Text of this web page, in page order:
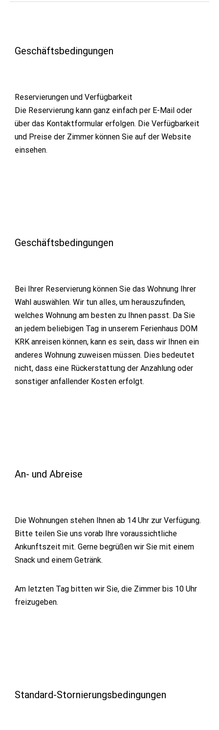
Geschäftsbedingungen
Reservierungen und Verfügbarkeit
Die Reservierung kann ganz einfach per E-Mail oder
über das Kontaktformular erfolgen. Die Verfügbarkeit
und Preise der Zimmer können Sie auf der Website
einsehen.
Geschäftsbedingungen
Bei Ihrer Reservierung können Sie das Wohnung Ihrer
Wahl auswählen. Wir tun alles, um herauszufinden,
welches Wohnung am besten zu Ihnen passt. Da Sie
an jedem beliebigen Tag in unserem Ferienhaus DOM
KRK anreisen können, kann es sein, dass wir Ihnen ein
anderes Wohnung zuweisen müssen. Dies bedeutet
nicht, dass eine Rückerstattung der Anzahlung oder
sonstiger anfallender Kosten erfolgt.
An- und Abreise
Die Wohnungen stehen Ihnen ab 14 Uhr zur Verfügung.
Bitte teilen Sie uns vorab Ihre voraussichtliche
Ankunftszeit mit. Gerne begrüßen wir Sie mit einem
Snack und einem Getränk.
Am letzten Tag bitten wir Sie, die Zimmer bis 10 Uhr
freizugeben.
Standard-Stornierungsbedingungen